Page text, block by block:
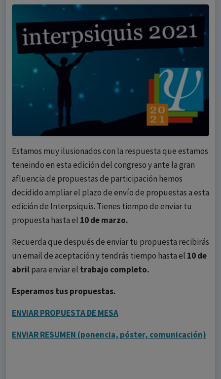
Estamos muy ilusionados con la respuesta que estamos
teneindo en esta edición del congreso y ante la gran
afluencia de propuestas de participación hemos
decidido ampliar el plazo de envío de propuestas a esta
edición de Interpsiquis. Tienes tiempo de enviar tu
propuesta hasta el 10 de marzo.
Recuerda que después de enviar tu propuesta recibirás
un email de aceptación y tendrás tiempo hasta el 10 de
abrilpara enviar el trabajo completo.
Esperamos tus propuestas.
ENVIAR PROPUESTA DE MESA
ENVIAR RESUMEN (ponencia, póster, comunicación)